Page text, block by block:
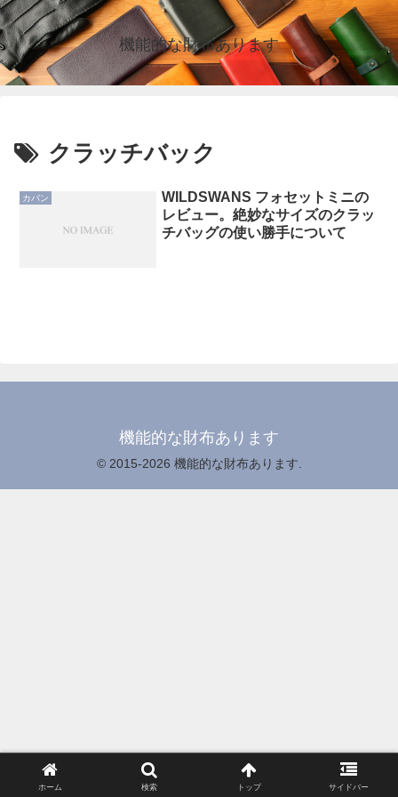
機能的な財布あります
クラッチバック
カバン
WILDSWANS フォセットミニの
レビュー。絶妙なサイズのクラッ
チバッグの使い勝手について
機能的な財布あります
© 2015-2026 機能的な財布あります.
ホーム 検索 トップ サイドバー